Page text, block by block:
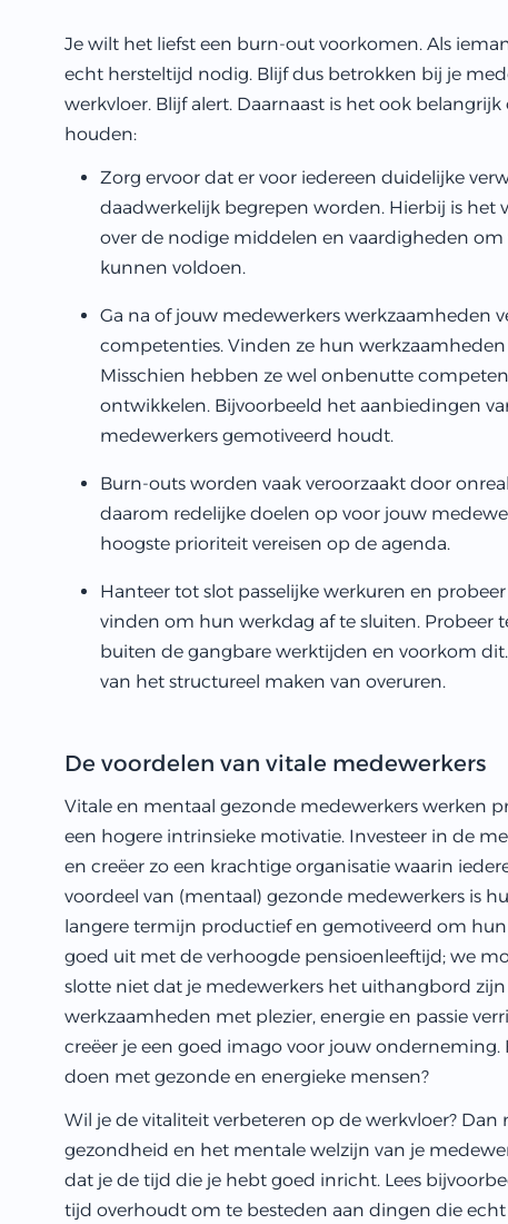
Je wilt het liefst een burn-out voorkomen. Als
echt hersteltijd nodig. Blijf dus betrokken bij je
werkvloer. Blijf alert. Daarnaast is het ook
houden:
Zorg ervoor dat er voor iedereen duidelijke
daadwerkelijk begrepen worden. Hierbij is het
over de nodige middelen en vaardigheden
kunnen voldoen.
Ga na of jouw medewerkers werkzaamheden
competenties. Vinden ze hun
Misschien hebben ze wel onbenutte
ontwikkelen. Bijvoorbeeld het aanbiedingen
medewerkers gemotiveerd houdt.
Burn-outs worden vaak veroorzaakt door
daarom redelijke doelen op voor jouw
hoogste prioriteit vereisen op de agenda.
Hanteer tot slot passelijke werkuren en
vinden om hun werkdag af te sluiten. Probeer
buiten de gangbare werktijden en voorkom
van het structureel maken van overuren.
De voordelen van vitale medewerkers
Vitale en mentaal gezonde medewerkers werken
een hogere intrinsieke motivatie. Investeer in de
en creëer zo een krachtige organisatie waarin
voordeel van (mentaal) gezonde medewerkers is
langere termijn productief en gemotiveerd om
goed uit met de verhoogde pensioenleeftijd; we
slotte niet dat je medewerkers het uithangbord
werkzaamheden met plezier, energie en passie
creëer je een goed imago voor jouw
doen met gezonde en energieke mensen?
Wil je de vitaliteit verbeteren op de werkvloer?
gezondheid en het mentale welzijn van je
dat je de tijd die je hebt goed inricht. Lees
tijd overhoudt om te besteden aan dingen die